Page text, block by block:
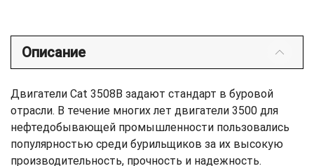
Описание
Двигатели Cat 3508B задают стандарт в буровой
отрасли. В течение многих лет двигатели 3500 для
нефтедобывающей промышленности пользовались
популярностью среди бурильщиков за их высокую
производительность, прочность и надежность.